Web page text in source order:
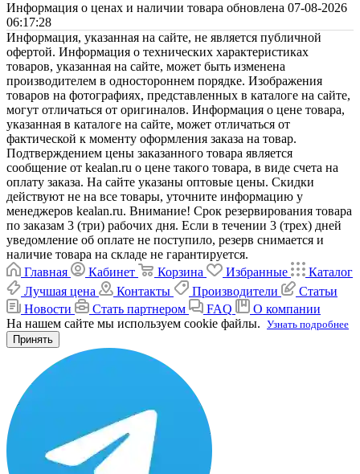
Информация о ценах и наличии товара обновлена 07-08-2026
06:17:28
Информация, указанная на сайте, не является публичной
офертой. Информация о технических характеристиках
товаров, указанная на сайте, может быть изменена
производителем в одностороннем порядке. Изображения
товаров на фотографиях, представленных в каталоге на сайте,
могут отличаться от оригиналов. Информация о цене товара,
указанная в каталоге на сайте, может отличаться от
фактической к моменту оформления заказа на товар.
Подтверждением цены заказанного товара является
сообщение от kealan.ru о цене такого товара, в виде счета на
оплату заказа. На сайте указаны оптовые цены. Скидки
действуют не на все товары, уточните информацию у
менеджеров kealan.ru. Внимание! Срок резервирования товара
по заказам 3 (три) рабочих дня. Если в течении 3 (трех) дней
уведомление об оплате не поступило, резерв снимается и
наличие товара на складе не гарантируется.
Главная
Кабинет Корзина Избранные
Каталог
Лучшая цена
Контакты Производители
Статьи
Новости
Стать партнером FAQ
О компании
На нашем сайте мы используем cookie файлы. Узнать подробнее
Принять